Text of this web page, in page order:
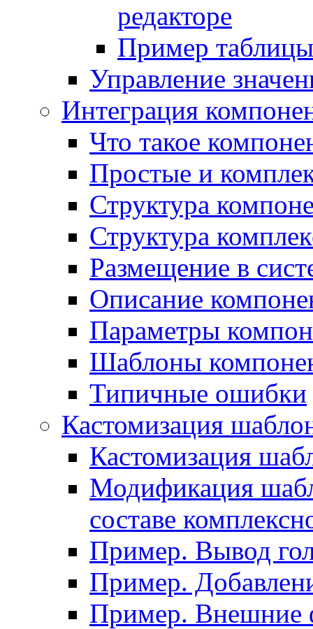
редакторе
Пример
Управление
Интеграция
Что такое
Простые и
Структура
Структура
Размещение в
Описание
Параметры
Шаблоны
Типичные ошибки
Кастомизация
Кастомизация
Модификация
составе
Пример. Вывод
Пример.
Пример. Внешние